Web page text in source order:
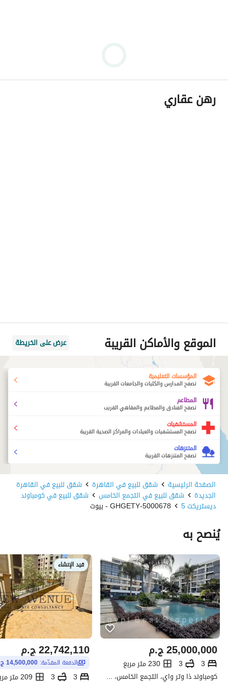
رهن عقاري
الموقع والأماكن القريبة عرض على الخريطة
المؤسسات التعليمية
تصفح المدارس والكليات والجامعات القريبة
المطاعم
تصفح الفنادق والمطاعم والمقاهي القريب
المستشفيات
تصفح المستشفيات والعيادات والمراكز الصحية القريبة
المتنزهات
تصفح المتنزهات القريبة
الصفحة الرئيسية شقق للبيع في القاهرة شقق للبيع في القاهرة
الجديدة شقق للبيع في التجمع الخامس شقق للبيع في كومباوند
ديستريكت 5 5000678-GHGETY - بيوت
يُنصح به
ج.م25,000,000
3
3
230 متر مربع
كومباوند ذا وتر واي، التجمع الخامس، القاهرة الجديدة، القاهرة
قيد الإنشاء
ج.م22,742,110
الدفعة المقدّمة: 14,500,000 ج.م
3
3 209 متر مربع